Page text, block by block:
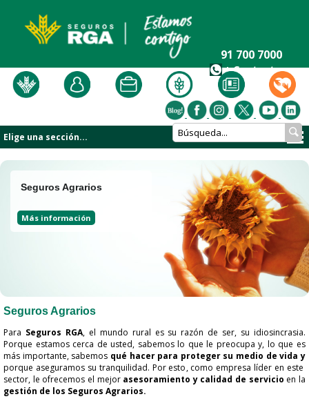
91 700 7000
+ Contacto
Elige una sección...
Seguros Agrarios
Más información
Seguros Agrarios
Para Seguros RGA, el mundo rural es su razón de ser, su idiosincrasia.
Porque estamos cerca de usted, sabemos lo que le​ preocupa y, lo que es
más importante, sabemos qué hacer para proteger su medio de vida y
porque aseguramos su tranquilidad. Por esto, como empresa líder en este
sector, le ofrecemos el mejor asesoramiento y calidad de servicio en la
gestión de los Seguros Agrarios.